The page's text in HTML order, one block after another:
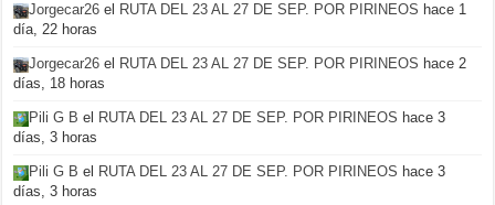
Jorgecar26 el RUTA DEL 23 AL 27 DE SEP. POR PIRINEOS hace 1
día, 22 horas
Jorgecar26 el RUTA DEL 23 AL 27 DE SEP. POR PIRINEOS hace 2
días, 18 horas
Pili G B el RUTA DEL 23 AL 27 DE SEP. POR PIRINEOS hace 3
días, 3 horas
Pili G B el RUTA DEL 23 AL 27 DE SEP. POR PIRINEOS hace 3
días, 3 horas